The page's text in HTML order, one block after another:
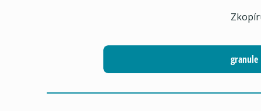
granule